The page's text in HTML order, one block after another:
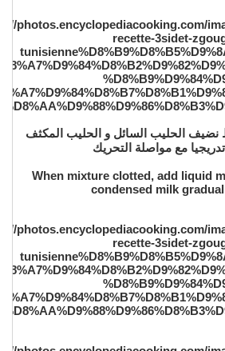
نضيف الحليب السائل و الحليب المكثف
مع مواصلة التحريك
When mixture clotted, add liquid
condensed milk